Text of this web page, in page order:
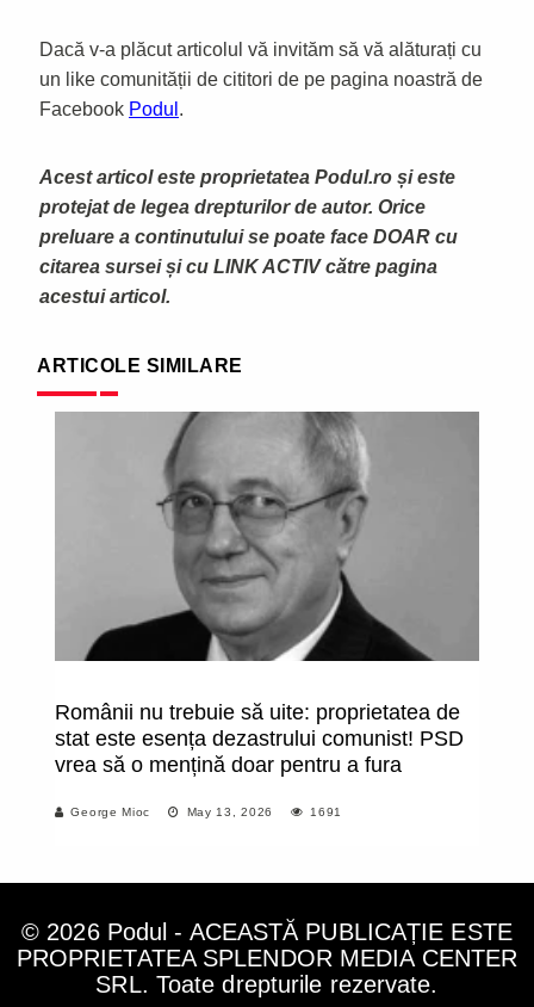
Dacă v-a plăcut articolul vă invităm să vă alăturați cu
un like comunității de cititori de pe pagina noastră de
Facebook Podul .
Acest articol este proprietatea Podul.ro și este
protejat de legea drepturilor de autor. Orice
preluare a continutului se poate face DOAR cu
citarea sursei și cu LINK ACTIV către pagina
acestui articol.
ARTICOLE SIMILARE
Românii nu trebuie să uite: proprietatea de
stat este esența dezastrului comunist! PSD
vrea să o mențină doar pentru a fura
George Mioc May 13, 2026 1691
© 2026 Podul - ACEASTĂ PUBLICAȚIE ESTE
PROPRIETATEA SPLENDOR MEDIA CENTER
SRL. Toate drepturile rezervate.